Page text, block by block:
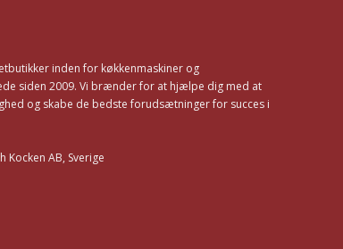
inden for køkkenmaskiner og
siden 2009. Vi brænder for at hjælpe dig med at
og skabe de bedste forudsætninger for succes i
Kocken AB, Sverige